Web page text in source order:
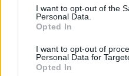
I want to opt-out of the
Personal Data.
Opted In
I want to opt-out of
Personal Data for
Opted In
di tutte le età”.
CONCESSIONARIE